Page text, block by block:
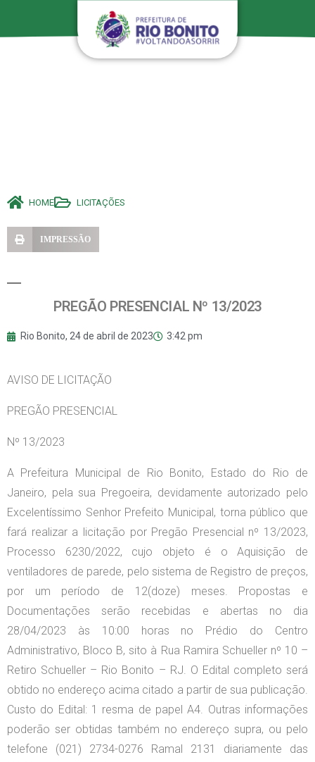
HOME LICITAÇÕES
IMPRESSÃO
PREGÃO PRESENCIAL Nº 13/2023
Rio Bonito, 24 de abril de 2023 3:42 pm
AVISO DE LICITAÇÃO
PREGÃO PRESENCIAL
Nº 13/2023
A Prefeitura Municipal de Rio Bonito, Estado do Rio de
Janeiro, pela sua Pregoeira, devidamente autorizado pelo
Excelentíssimo Senhor Prefeito Municipal, torna público que
fará realizar a licitação por Pregão Presencial nº 13/2023,
Processo 6230/2022, cujo objeto é o Aquisição de
ventiladores de parede, pelo sistema de Registro de preços,
por um período de 12(doze) meses. Propostas e
Documentações serão recebidas e abertas no dia
28/04/2023 às 10:00 horas no Prédio do Centro
Administrativo, Bloco B, sito à Rua Ramira Schueller nº 10 –
Retiro Schueller – Rio Bonito – RJ. O Edital completo será
obtido no endereço acima citado a partir de sua publicação.
Custo do Edital: 1 resma de papel A4. Outras informações
poderão ser obtidas também no endereço supra, ou pelo
telefone (021) 2734-0276 Ramal 2131 diariamente das